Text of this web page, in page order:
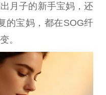
月子的新手宝妈，还
的宝妈，都在SOG纤
。